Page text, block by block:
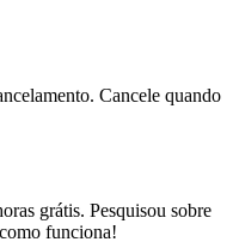
Cancele quando
grátis. Pesquisou sobre
funciona!